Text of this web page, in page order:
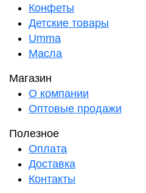
Конфеты
Детские товары
Umma
Масла
Магазин
О компании
Оптовые продажи
Полезное
Оплата
Доставка
Контакты